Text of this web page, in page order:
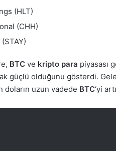
(HLT)
(CHH)
BTC ve kripto para piyasası
güçlü olduğunu gösterdi.
doların uzun vadede BTC‘yi